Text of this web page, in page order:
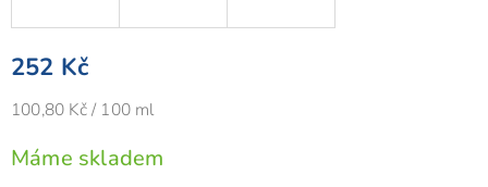
252 Kč
Měrná
100,80 Kč / 100 ml
Máme skladem